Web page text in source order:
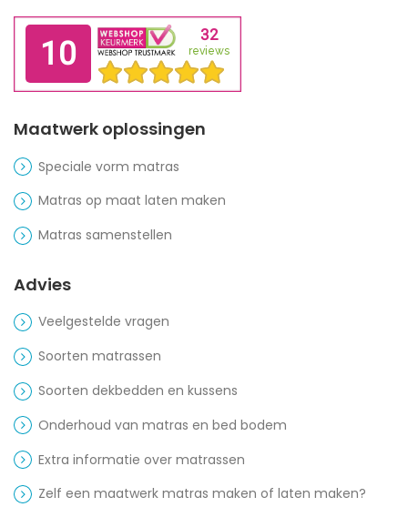
Maatwerk oplossingen
Speciale vorm matras
Matras op maat laten maken
Matras samenstellen
Advies
Veelgestelde vragen
Soorten matrassen
Soorten dekbedden en kussens
Onderhoud van matras en bed bodem
Extra informatie over matrassen
Zelf een maatwerk matras maken of laten maken?